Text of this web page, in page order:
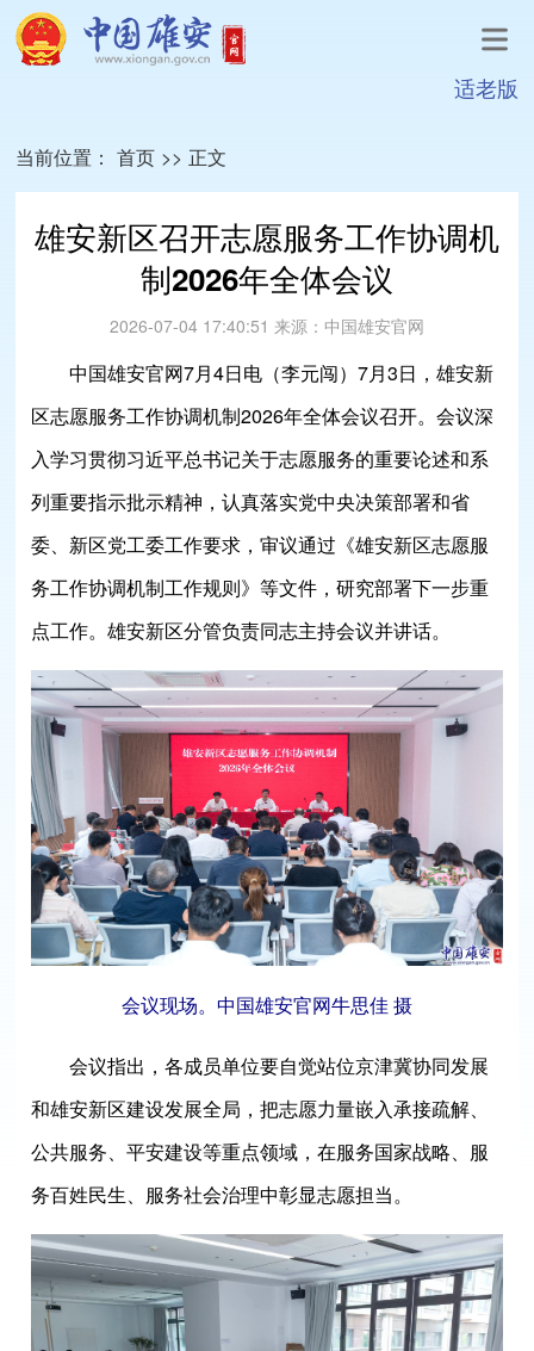
适老版
当前位置： 首页 >> 正文
雄安新区召开志愿服务工作协调机
制2026年全体会议
2026-07-04 17:40:51 来源： 中国雄安官网
中国雄安官网7月4日电（李元闯）7月3日，雄安新
区志愿服务工作协调机制2026年全体会议召开。会议深
入学习贯彻习近平总书记关于志愿服务的重要论述和系
列重要指示批示精神，认真落实党中央决策部署和省
委、新区党工委工作要求，审议通过《雄安新区志愿服
务工作协调机制工作规则》等文件，研究部署下一步重
点工作。雄安新区分管负责同志主持会议并讲话。
会议现场。中国雄安官网牛思佳 摄
会议指出，各成员单位要自觉站位京津冀协同发展
和雄安新区建设发展全局，把志愿力量嵌入承接疏解、
公共服务、平安建设等重点领域，在服务国家战略、服
务百姓民生、服务社会治理中彰显志愿担当。